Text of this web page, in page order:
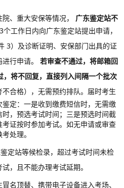
、重大安保等情况， 广东鉴定站不
3个工作日内向广东鉴定站提出申请，
3） 及诊断证明、安保部门出具的证
行申请。 若审查不通过，将邮箱回
，将不回复，直接列入间隔一个批次
不合格），无需预约排队。届时考生
定：一是收到缴费短信时，无需缴
，预选考试时间；三是预选时间截
证按时参加考试。如无申请或审查
处理。
定站等候检录，超过考试时间未检
，且不能办理考试延期。
名顶替、携带电子设备进入考场、